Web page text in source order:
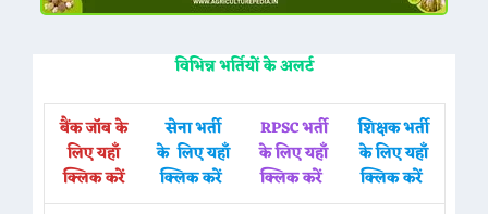
विभिन्न भर्तियों के अलर्ट
बैंक जॉब के
लिए यहाँ
क्लिक करें
सेना भर्ती
के लिए यहाँ
क्लिक करें
RPSC भर्ती
के लिए यहाँ
क्लिक करें
शिक्षक भर्ती
के लिए यहाँ
क्लिक करें